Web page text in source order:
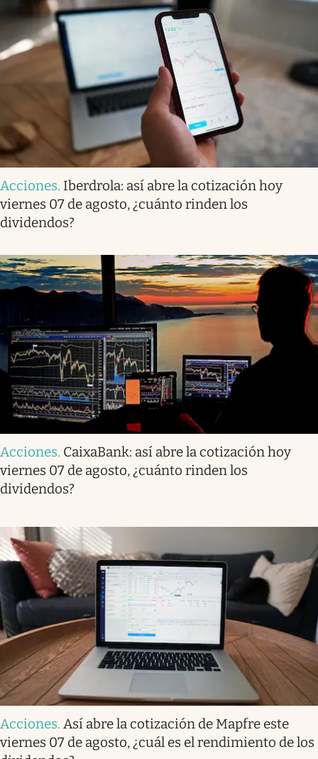
Acciones. Iberdrola: así abre la cotización hoy
viernes 07 de agosto, ¿cuánto rinden los
dividendos?
Acciones. CaixaBank: así abre la cotización hoy
viernes 07 de agosto, ¿cuánto rinden los
dividendos?
Acciones. Así abre la cotización de Mapfre este
viernes 07 de agosto, ¿cuál es el rendimiento de los